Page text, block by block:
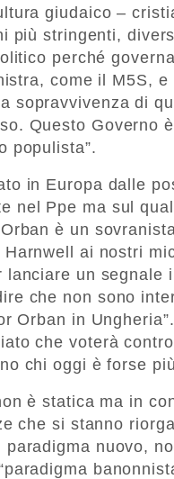
giudaico –
più stringenti,
perché
come il M5S,
sopravvivenza di
Questo Governo
populista”.
in Europa dalle
nel Ppe ma sul
è un
Harnwell ai nostri
lanciare un
che non sono
Orban in
che voterà
chi oggi è forse
è statica ma in
che si stanno
nuovo,